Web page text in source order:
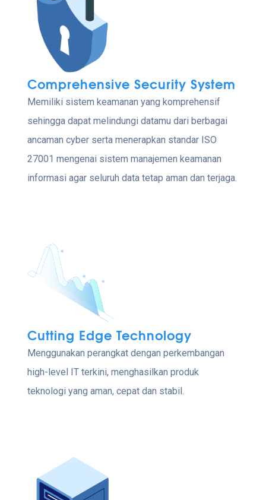
Comprehensive Security System
Memiliki sistem keamanan yang komprehensif
sehingga dapat melindungi datamu dari berbagai
ancaman cyber serta menerapkan standar ISO
27001 mengenai sistem manajemen keamanan
informasi agar seluruh data tetap aman dan terjaga.
Cutting Edge Technology
Menggunakan perangkat dengan perkembangan
high-level IT terkini, menghasilkan produk
teknologi yang aman, cepat dan stabil.